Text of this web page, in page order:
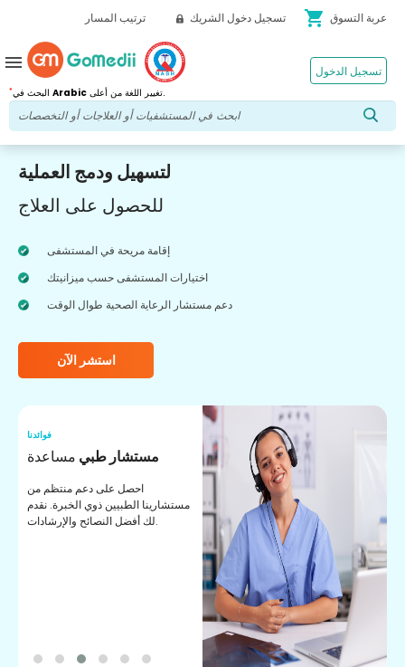
ترتيب المسار تسجيل دخول الشريك shopping_cart عربة التسوق
* Arabic تغيير اللغة من أعلى.
تسجيل الدخول menu
لتسهيل ودمج العملية
للحصول على العلاج
إقامة مريحة في المستشفى
اختيارات المستشفى حسب ميزانيتك
دعم مستشار الرعاية الصحية طوال الوقت
استشر الآن
فوائدنا
مستشار طبي مساعدة
احصل على دعم منتظم من
مستشارينا الطبيين ذوي الخبرة. نقدم
لك أفضل النصائح والإرشادات.